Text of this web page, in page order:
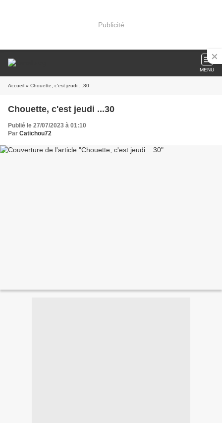
Publicité
MENU
Accueil » Chouette, c'est jeudi ...30
Chouette, c'est jeudi ...30
Publié le 27/07/2023 à 01:10
Par Catichou72